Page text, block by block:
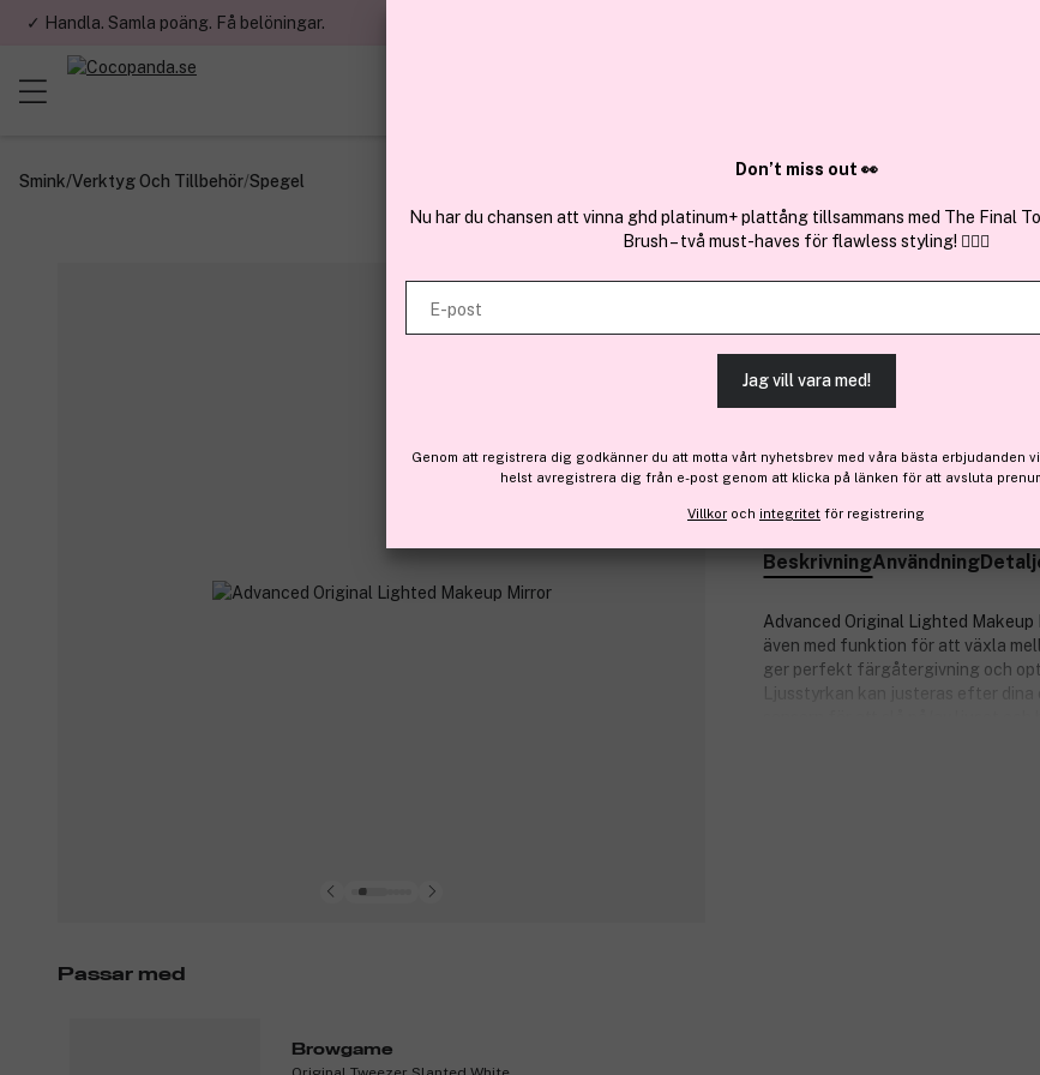
✓ Handla. Samla poäng. Få belöningar.
✓ Över
Smink/Verktyg Och Tillbehör/Spegel
Browgame
Advanced Original
656 kr
Före: 772 kr
Tillfälligt slut
BeskrivningAnvändning
Advanced Original Lighted
även med funktion för att växla
ger perfekt färgåtergivning och
Ljusstyrkan kan justeras efter
kan se alla detaljer när du plockar
Passar med
Browgame
Don’t miss out 👀
Nu har du chansen att vinna ghd platinum+ plattång tillsammans med The Final
Brush – två must-haves för flawless styling! 💇‍♀️✨
E-post
Jag vill vara med!
Genom att registrera dig godkänner du att motta vårt nyhetsbrev med våra bästa erbjudanden
helst avregistrera dig från e-post genom att klicka på länken för att avsluta
Villkor och integritet för registrering